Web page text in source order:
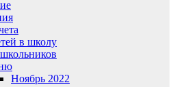
в школу
Ноябрь 2022